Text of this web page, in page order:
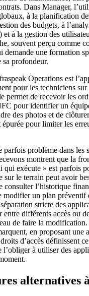
Dans Manager,
à la planification
des budgets, à
à la gestion des
souvent perçu comme
demande une formation
sa profondeur.
Operations est
pour les techniciens
permet de recevoir les
pour identifier un
des photos et de
épurée pour limiter les
parfois problème dans les
montrent que la
qui exécute » est parfois
sur le terrain peut avoir
consulter l’historique
modifier un plan préventif
stricte des
différents accès ou
de faire la modification.
en proposant une
d’accès définissent
l’obliger à utiliser des
alternatives